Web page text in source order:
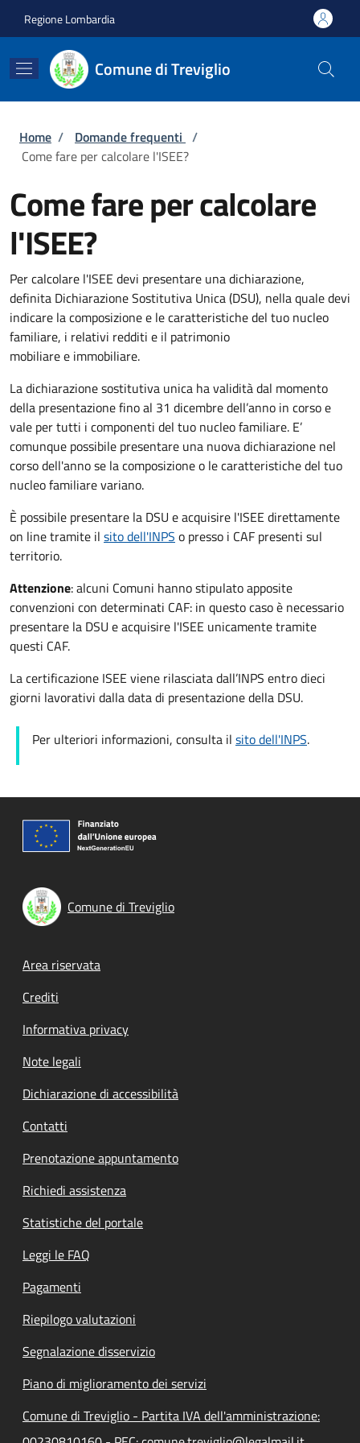
Regione Lombardia
Comune di Treviglio
Briciole di pane
Home / Domande frequenti /
Come fare per calcolare l'ISEE?
Come fare per calcolare
l'ISEE?
Per calcolare l'ISEE devi presentare una dichiarazione,
definita Dichiarazione Sostitutiva Unica (DSU), nella quale devi
indicare la composizione e le caratteristiche del tuo nucleo
familiare, i relativi redditi e il patrimonio
mobiliare e immobiliare.
La dichiarazione sostitutiva unica ha validità dal momento
della presentazione fino al 31 dicembre dell’anno in corso e
vale per tutti i componenti del tuo nucleo familiare. E’
comunque possibile presentare una nuova dichiarazione nel
corso dell'anno se la composizione o le caratteristiche del tuo
nucleo familiare variano.
È possibile presentare la DSU e acquisire l'ISEE direttamente
on line tramite il sito dell'INPS o presso i CAF presenti sul
territorio.
Attenzione: alcuni Comuni hanno stipulato apposite
convenzioni con determinati CAF: in questo caso è necessario
presentare la DSU e acquisire l'ISEE unicamente tramite
questi CAF.
La certificazione ISEE viene rilasciata dall’INPS entro dieci
giorni lavorativi dalla data di presentazione della DSU.
Per ulteriori informazioni, consulta il sito dell'INPS.
Comune di Treviglio
Footer menu
Area riservata
Crediti
Informativa privacy
Note legali
Dichiarazione di accessibilità
Contatti
Prenotazione appuntamento
Richiedi assistenza
Statistiche del portale
Leggi le FAQ
Pagamenti
Riepilogo valutazioni
Segnalazione disservizio
Piano di miglioramento dei servizi
Comune di Treviglio - Partita IVA dell'amministrazione: